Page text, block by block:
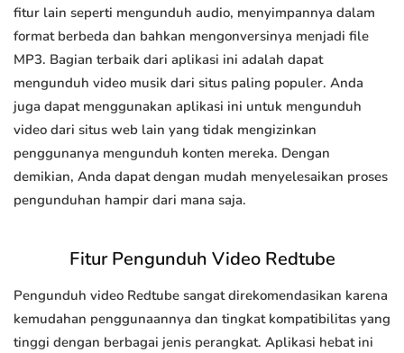
fitur lain seperti mengunduh audio, menyimpannya dalam
format berbeda dan bahkan mengonversinya menjadi file
MP3. Bagian terbaik dari aplikasi ini adalah dapat
mengunduh video musik dari situs paling populer. Anda
juga dapat menggunakan aplikasi ini untuk mengunduh
video dari situs web lain yang tidak mengizinkan
penggunanya mengunduh konten mereka. Dengan
demikian, Anda dapat dengan mudah menyelesaikan proses
pengunduhan hampir dari mana saja.
Fitur Pengunduh Video Redtube
Pengunduh video Redtube sangat direkomendasikan karena
kemudahan penggunaannya dan tingkat kompatibilitas yang
tinggi dengan berbagai jenis perangkat. Aplikasi hebat ini